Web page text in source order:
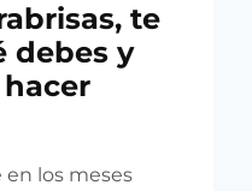
te
debes y
los meses